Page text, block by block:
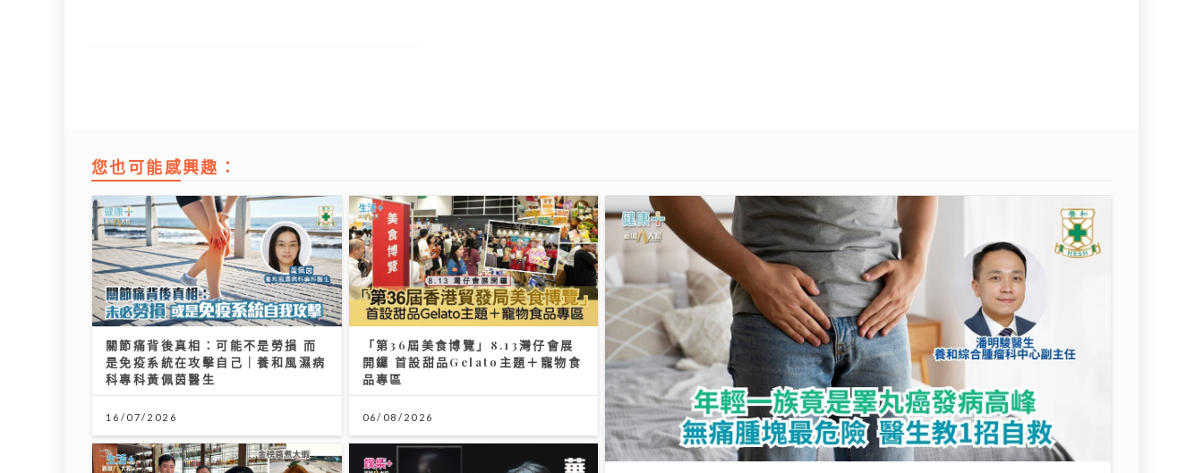
您也可能感興趣：
關節痛背後真相：可能不是勞損 而
是免疫系統在攻擊自己｜養和風濕病
科專科黃佩茵醫生
16/07/2026
「第36屆美食博覽」8.13灣仔會展
開鑼 首設甜品Gelato主題＋寵物食
品專區
06/08/2026